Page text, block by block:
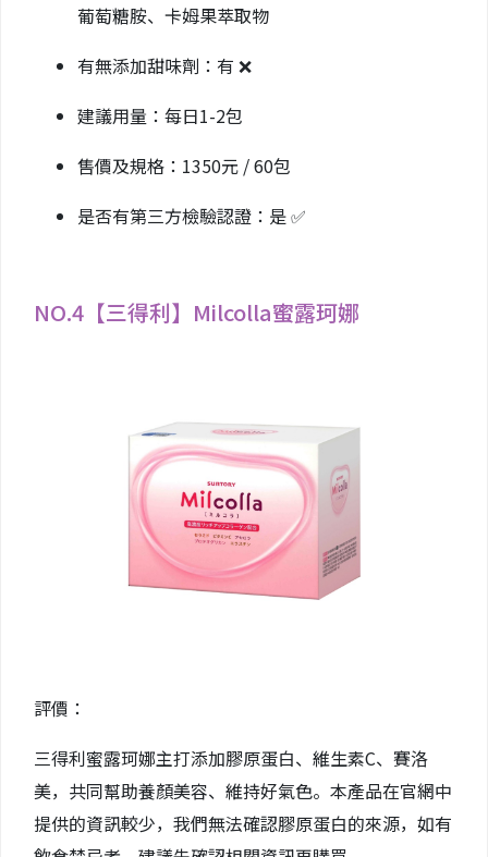
葡萄糖胺、卡姆果萃取物
有無添加甜味劑：有 ❌
建議用量：每日1-2包
售價及規格：1350元 / 60包
是否有第三方檢驗認證：是 ✅
NO.4【三得利】Milcolla蜜露珂娜
評價：
三得利蜜露珂娜主打添加膠原蛋白、維生素C、賽洛
美，共同幫助養顏美容、維持好氣色。本產品在官網中
提供的資訊較少，我們無法確認膠原蛋白的來源，如有